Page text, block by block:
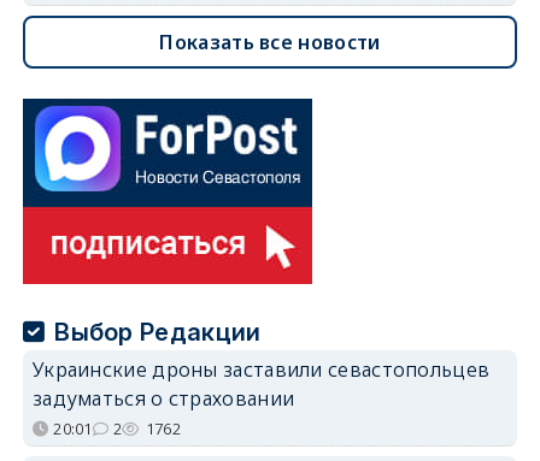
Показать все новости
Выбор Редакции
Украинские дроны заставили севастопольцев
задуматься о страховании
20:01 2 1762